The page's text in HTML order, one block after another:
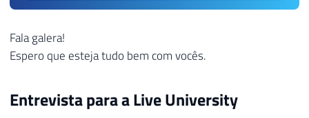
Fala galera!
Espero que esteja tudo bem com vocês.
Entrevista para a Live University